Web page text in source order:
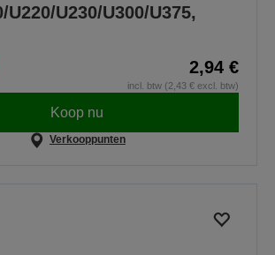
U220/U230/U300/U375,
2,94 €
incl. btw (2,43 € excl. btw)
Koop nu
Verkooppunten